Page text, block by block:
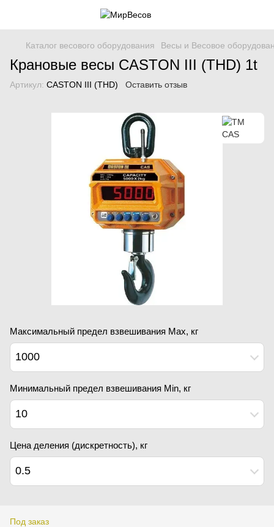
Каталог весового оборудования Весы и Весовое
Крановые весы CASTON III (THD) 1t
Артикул: CASTON III (THD) Оставить отзыв
Максимальный предел взвешивания Мах, кг
1000
Минимальный предел взвешивания Min, кг
10
Цена деления (дискретность), кг
0.5
Под заказ